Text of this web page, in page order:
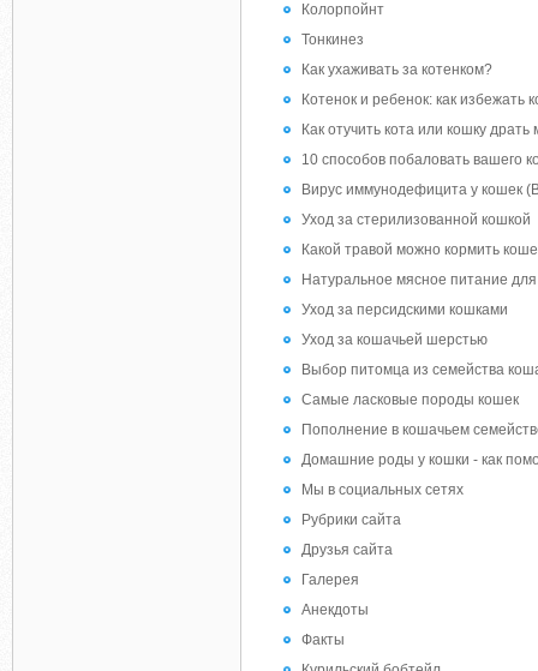
Колорпойнт
Тонкинез
Как ухаживать за котенком?
Котенок и ребенок: как избежать
Как отучить кота или кошку
10 способов побаловать вашего
Вирус иммунодефицита у кошек
Уход за стерилизованной кошкой
Какой травой можно кормить
Натуральное мясное питание
Уход за персидскими кошками
Уход за кошачьей шерстью
Выбор питомца из семейства
Самые ласковые породы кошек
Пополнение в кошачьем
Домашние роды у кошки - как
Мы в социальных сетях
Рубрики сайта
Друзья сайта
Галерея
Анекдоты
Факты